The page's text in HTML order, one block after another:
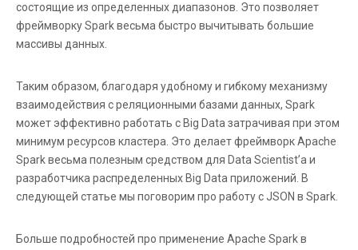
состоящие из определенных диапазонов. Это позволяет
фреймворку Spark весьма быстро вычитывать большие
массивы данных.
Таким образом, благодаря удобному и гибкому механизму
взаимодействия с реляционными базами данных, Spark
может эффективно работать с Big Data затрачивая при этом
минимум ресурсов кластера. Это делает фреймворк Apache
Spark весьма полезным средством для Data Scientist’а и
разработчика распределенных Big Data приложений. В
следующей статье мы поговорим про работу с JSON в Spark.
Больше подробностей про применение Apache Spark в